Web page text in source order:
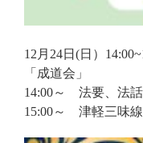
12月24日(日）
「成道会」
14:00～ 法要、法
15:00～ 津軽三味